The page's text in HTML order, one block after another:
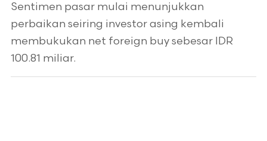
Sentimen pasar mulai menunjukkan
perbaikan seiring investor asing kembali
membukukan net foreign buy sebesar IDR
100.81 miliar.